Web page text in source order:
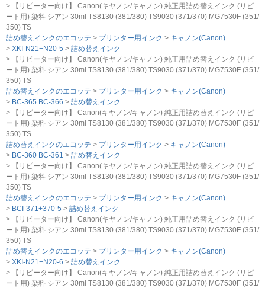
【リピーター向け】 Canon(キヤノン/キャノン) 純正用詰め替えインク (リピ
ート用) 染料 シアン 30ml TS8130 (381/380) TS9030 (371/370) MG7530F (351/
350) TS
詰め替えインクのエコッテ
プリンター用インク
キャノン(Canon)
XKI-N21+N20-5
詰め替えインク
【リピーター向け】 Canon(キヤノン/キャノン) 純正用詰め替えインク (リピ
ート用) 染料 シアン 30ml TS8130 (381/380) TS9030 (371/370) MG7530F (351/
350) TS
詰め替えインクのエコッテ
プリンター用インク
キャノン(Canon)
BC-365 BC-366
詰め替えインク
【リピーター向け】 Canon(キヤノン/キャノン) 純正用詰め替えインク (リピ
ート用) 染料 シアン 30ml TS8130 (381/380) TS9030 (371/370) MG7530F (351/
350) TS
詰め替えインクのエコッテ
プリンター用インク
キャノン(Canon)
BC-360 BC-361
詰め替えインク
【リピーター向け】 Canon(キヤノン/キャノン) 純正用詰め替えインク (リピ
ート用) 染料 シアン 30ml TS8130 (381/380) TS9030 (371/370) MG7530F (351/
350) TS
詰め替えインクのエコッテ
プリンター用インク
キャノン(Canon)
BCI-371+370-5
詰め替えインク
【リピーター向け】 Canon(キヤノン/キャノン) 純正用詰め替えインク (リピ
ート用) 染料 シアン 30ml TS8130 (381/380) TS9030 (371/370) MG7530F (351/
350) TS
詰め替えインクのエコッテ
プリンター用インク
キャノン(Canon)
XKI-N21+N20-6
詰め替えインク
【リピーター向け】 Canon(キヤノン/キャノン) 純正用詰め替えインク (リピ
ート用) 染料 シアン 30ml TS8130 (381/380) TS9030 (371/370) MG7530F (351/